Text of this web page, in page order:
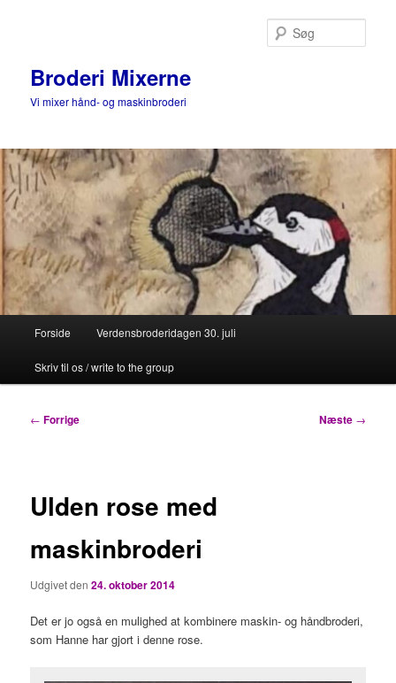
Broderi Mixerne
Vi mixer hånd- og maskinbroderi
Forside Verdensbroderidagen 30. juli
Skriv til os / write to the group
Indlægsnavigation
← Forrige Næste →
Ulden rose med
maskinbroderi
Udgivet den24. oktober 2014
Det er jo også en mulighed at kombinere maskin- og håndbroderi,
som Hanne har gjort i denne rose.